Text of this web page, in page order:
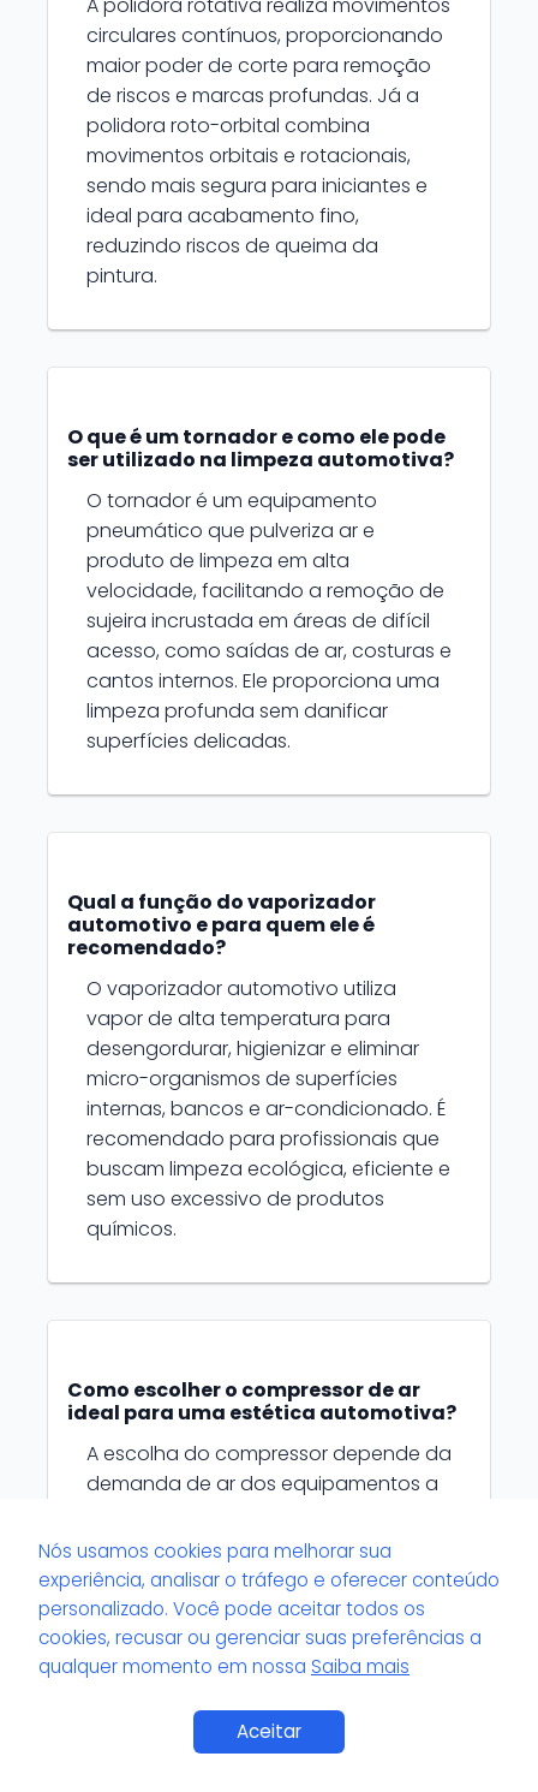
circulares contínuos, proporcionando
maior poder de corte para remoção
de riscos e marcas profundas. Já a
polidora roto-orbital combina
movimentos orbitais e rotacionais,
sendo mais segura para iniciantes e
ideal para acabamento fino,
reduzindo riscos de queima da
pintura.
O que é um tornador e como ele pode
ser utilizado na limpeza automotiva?
O tornador é um equipamento
pneumático que pulveriza ar e
produto de limpeza em alta
velocidade, facilitando a remoção de
sujeira incrustada em áreas de difícil
acesso, como saídas de ar, costuras e
cantos internos. Ele proporciona uma
limpeza profunda sem danificar
superfícies delicadas.
Qual a função do vaporizador
automotivo e para quem ele é
recomendado?
O vaporizador automotivo utiliza
vapor de alta temperatura para
desengordurar, higienizar e eliminar
micro-organismos de superfícies
internas, bancos e ar-condicionado. É
recomendado para profissionais que
buscam limpeza ecológica, eficiente e
sem uso excessivo de produtos
químicos.
Como escolher o compressor de ar
ideal para uma estética automotiva?
A escolha do compressor depende da
demanda de ar dos equipamentos a
pistolas de sopro. O ideal é optar por
compressores com boa capacidade
de reservatório e vazão de ar
suficiente para uso contínuo, sempre
observando as especificações do
Nós usamos cookies para melhorar sua
experiência, analisar o tráfego e oferecer conteúdo
personalizado. Você pode aceitar todos os
cookies, recusar ou gerenciar suas preferências a
qualquer momento em nossa Saiba mais
Aceitar